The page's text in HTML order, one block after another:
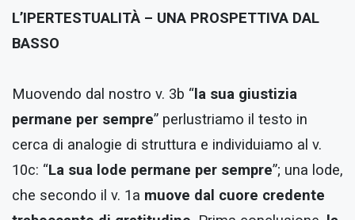
L’IPERTESTUALITÀ – UNA PROSPETTIVA DAL
BASSO
Muovendo dal nostro v. 3b “la sua giustizia
permane per sempre” perlustriamo il testo in
cerca di analogie di struttura e individuiamo al v.
10c: “La sua lode permane per sempre”; una lode,
che secondo il v. 1a muove dal cuore credente